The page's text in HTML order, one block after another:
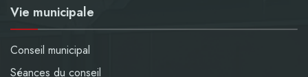
Vie municipale
Conseil municipal
Séances du conseil